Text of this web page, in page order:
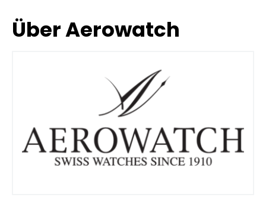
Über Aerowatch